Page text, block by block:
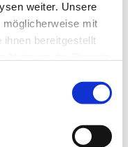
weiter. Unsere
mit
bereitgestellt
auch